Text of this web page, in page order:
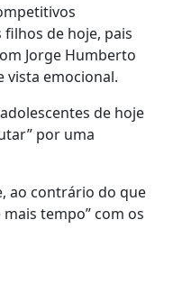
de hoje, pais
Jorge Humberto
vista emocional.
de hoje
por uma
ao contrário do que
tempo” com os